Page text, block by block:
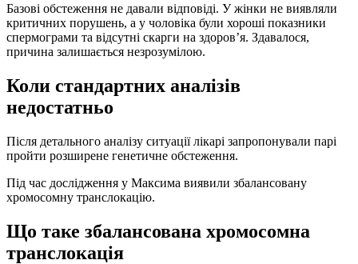
Базові обстеження не давали відповіді. У жінки не виявляли
критичних порушень, а у чоловіка були хороші показники
спермограми та відсутні скарги на здоров’я. Здавалося,
причина залишається незрозумілою.
Коли стандартних аналізів
недостатньо
Після детального аналізу ситуації лікарі запропонували парі
пройти розширене генетичне обстеження.
Під час дослідження у Максима виявили збалансовану
хромосомну транслокацію.
Що таке збалансована хромосомна
транслокація